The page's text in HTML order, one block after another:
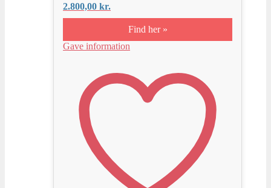
2.800,00 kr.
Find her »
Gave information